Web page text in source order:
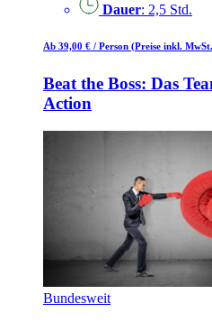
Dauer: 2,5 Std.
Ab 39,00 € / Person (Preise inkl.
Beat the Boss: Das
Action
Bundesweit